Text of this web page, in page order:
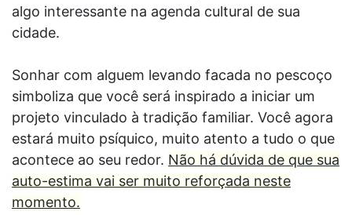
algo interessante na agenda cultural de sua
cidade.
Sonhar com alguem levando facada no pescoço
simboliza que você será inspirado a iniciar um
projeto vinculado à tradição familiar. Você agora
estará muito psíquico, muito atento a tudo o que
acontece ao seu redor. Não há dúvida de que sua
auto-estima vai ser muito reforçada neste
momento.